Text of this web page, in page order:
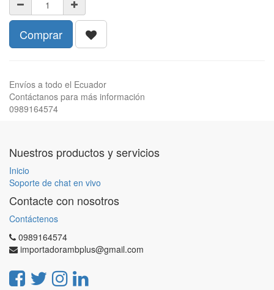
Comprar
Envíos a todo el Ecuador
Contáctanos para más información
0989164574
Nuestros productos y servicios
Inicio
Soporte de chat en vivo
Contacte con nosotros
Contáctenos
0989164574
importadorambplus@gmail.com